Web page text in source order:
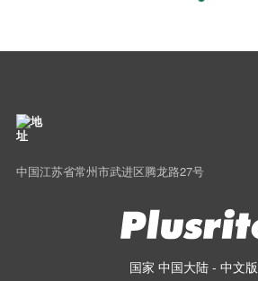
中国江苏省常州市武进区腾龙路27号
国家 中国大陆 - 中文版